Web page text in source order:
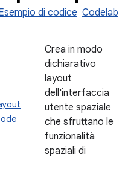
di codice Codelab
Crea in modo
dichiarativo
layout
dell'interfaccia
utente spaziale
che sfruttano le
funzionalità
spaziali di